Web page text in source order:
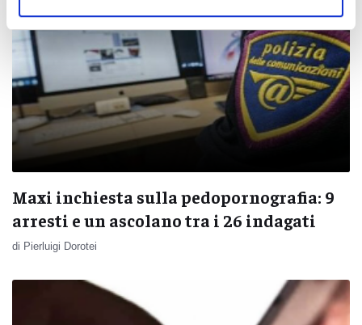
Maxi inchiesta sulla pedopornografia: 9
arresti e un ascolano tra i 26 indagati
di Pierluigi Dorotei